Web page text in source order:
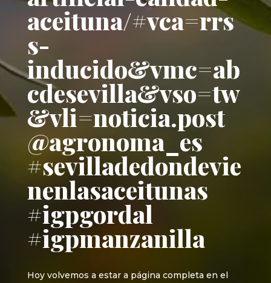
aceituna/#vca=rrs
s-
inducido&vmc=ab
cdesevilla&vso=tw
&vli=noticia.post
@agronoma_es
#sevilladedondevie
nenlasaceitunas
#igpgordal
#igpmanzanilla
Hoy volvemos a estar a página completa en el